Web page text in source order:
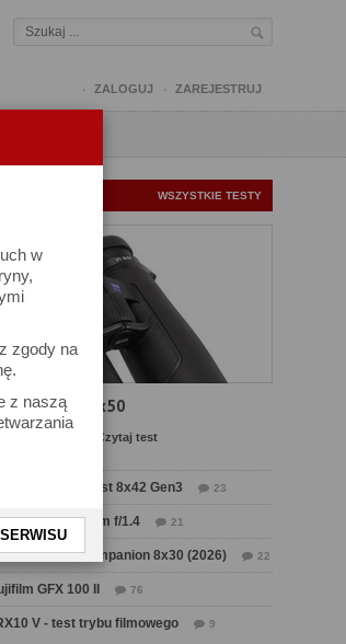
w
zgody na
z naszą
ZALOGUJ ZAREJESTRUJ
WSZYSTKIE TESTY
Zeiss SFL 8x50
Czytaj test
Optical Forest 8x42 Gen3 23
Aurora 35 mm f/1.4 21
CL Companion 8x30 (2026) 22
GFX 100 II 76
V - test trybu filmowego 9